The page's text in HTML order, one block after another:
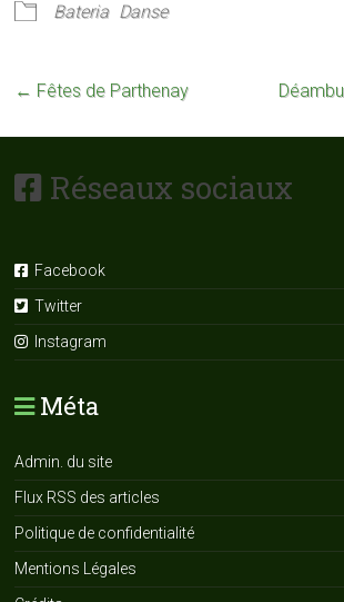
Bateria Danse
← Fêtes de Parthenay
Réseaux sociaux
Facebook
Twitter
Instagram
Méta
Admin. du site
Flux RSS des articles
Politique de confidentialité
Mentions Légales